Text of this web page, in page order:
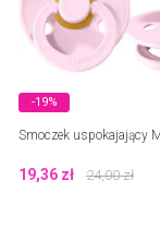
-19%
Smoczek uspokajający
19,36 zł 24,00zł